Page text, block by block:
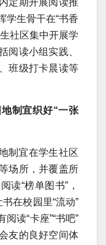
定期开展阅读推
学生骨干在“书香
社区集中开展学
阅读小组实践、
班级打卡晨读等
制宜织好“一张
制宜在学生社区
场所，并覆盖所
读“榜单图书”，
在校园里“流动”
读“卡座”“书吧”
友的良好空间体